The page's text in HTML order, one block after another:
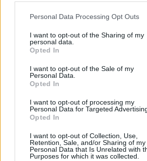
Please note that this website/app uses
not limited to your visit or usage behaviour.
grant or deny consent to Google and its
use your data for below specified
consent section.
Personal Data Processing Opt Outs
I want to opt-out of the Sharing of my
personal data.
Opted In
I want to opt-out of the Sale of my
Personal Data.
Opted In
I want to opt-out of processing my
Personal Data for Targeted
Opted In
I want to opt-out of Collection, Use,
Retention, Sale, and/or Sharing of my
Personal Data that Is Unrelated with
Purposes for which it was collected.
d) templom
5) Milyen jogi alapon alapították
a) Az Egyesült Nemzetek
Szervezetének határozata
b) A Cionista
alapján
c) A német kormány